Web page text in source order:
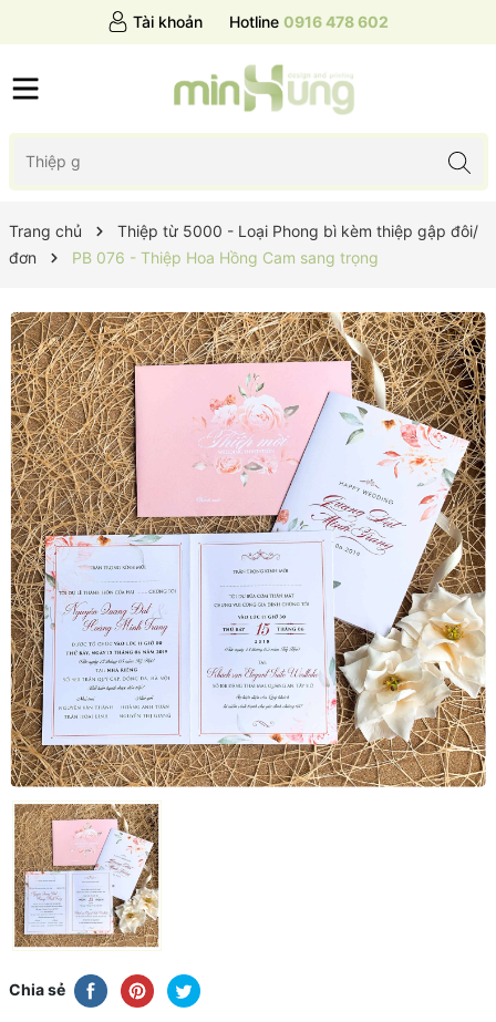
Tài khoản Hotline 0916 478 602
Trang chủ
Thiệp từ 5000 - Loại Phong bì kèm thiệp gập đôi/
đơn
PB 076 - Thiệp Hoa Hồng Cam sang trọng
Chia sẻ